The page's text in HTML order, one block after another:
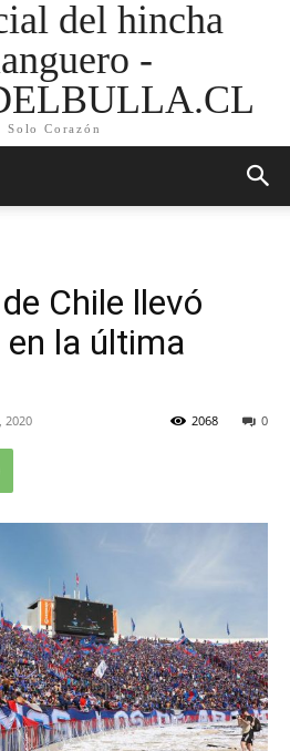
del hincha
-
Solo Corazón
Chile llevó
la última
2020 0
2068